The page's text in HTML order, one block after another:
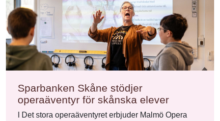
Sparbanken Skåne stödjer
operaäventyr för skånska elever
I Det stora operaäventyret erbjuder Malmö Opera